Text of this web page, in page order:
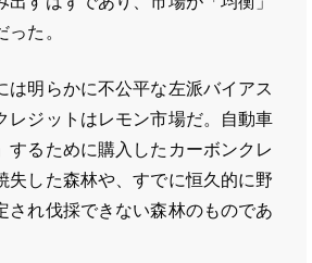
た。
は明らかに不公平な左派バイアス
レジットはレモン市場だ。自動車
するために購入したカーボンクレ
失した森林や、すでに恒久的に野
され伐採できない森林のものであ